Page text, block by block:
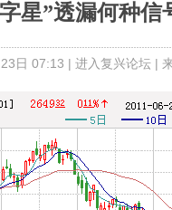
星”透漏何种信
日 07:13 | 进入复兴论坛|